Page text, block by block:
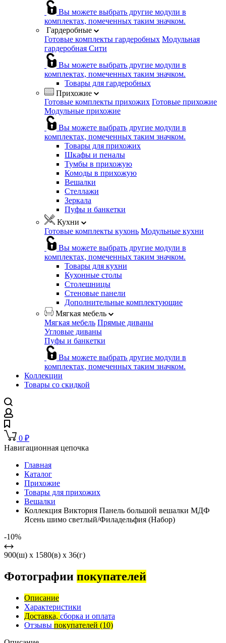
Вы можете выбрать другие модули в
комплектах, помеченных таким значком.
Гардеробные
Готовые комплекты гардеробных Модульная
гардеробная Сити
Вы можете выбрать другие модули в
комплектах, помеченных таким значком.
Товары для гардеробных
Прихожие
Готовые комплекты прихожих Готовые прихожие
Модульные прихожие
Вы можете выбрать другие модули в
комплектах, помеченных таким значком.
Товары для прихожих
Шкафы и пеналы
Тумбы в прихожую
Комоды в прихожую
Вешалки
Стеллажи
Зеркала
Пуфы и банкетки
Кухни
Готовые комплекты кухонь Модульные кухни
Вы можете выбрать другие модули в
комплектах, помеченных таким значком.
Товары для кухни
Кухонные столы
Столешницы
Стеновые панели
Дополнительные комплектующие
Мягкая мебель
Мягкая мебель Прямые диваны
Угловые диваны
Пуфы и банкетки
Вы можете выбрать другие модули в
комплектах, помеченных таким значком.
Коллекции
Товары со скидкой
0 ₽
Навигационная цепочка
Главная
Каталог
Прихожие
Товары для прихожих
Вешалки
Коллекция Виктория Панель большой вешалки МДФ
Ясень шимо светлый/Филадельфия (Набор)
-10%
900(ш) x 1580(в) x 36(г)
Фотографии покупателей
Описание
Характеристики
Доставка, сборка и оплата
Отзывы покупателей (10)